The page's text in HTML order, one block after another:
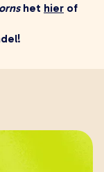
het hier of